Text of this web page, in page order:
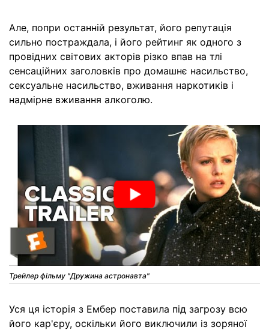
Але, попри останній результат, його репутація
сильно постраждала, і його рейтинг як одного з
провідних світових акторів різко впав на тлі
сенсаційних заголовків про домашнє насильство,
сексуальне насильство, вживання наркотиків і
надмірне вживання алкоголю.
Трейлер фільму "Дружина астронавта"
Уся ця історія з Ембер поставила під загрозу всю
його кар'єру, оскільки його виключили із зоряної